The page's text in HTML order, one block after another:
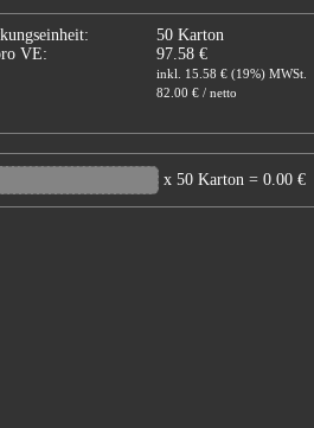
50 Karton
VE:
97.58 €
inkl. 15.58 € (19%) MWSt.
82.00 € / netto
x 50 Karton = 0.00 €